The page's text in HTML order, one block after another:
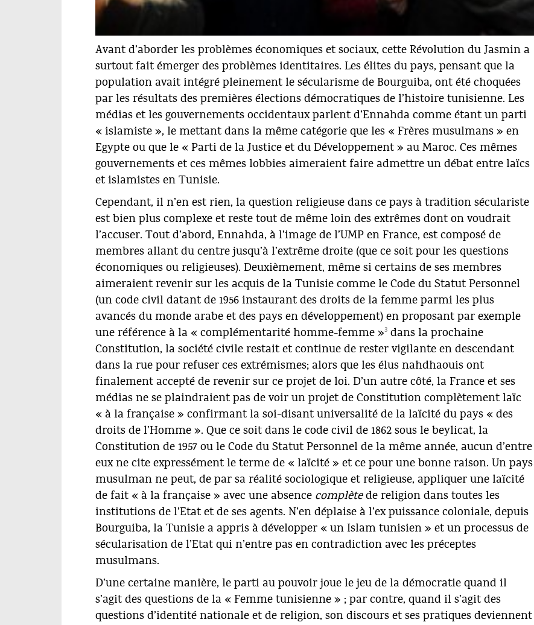
© nawaat.org
Avant d’aborder les problèmes économiques et sociaux, cette Révolution du Jasmin a
surtout fait émerger des problèmes identitaires. Les élites du pays, pensant que la
population avait intégré pleinement le sécularisme de Bourguiba, ont été choquées
par les résultats des premières élections démocratiques de l’histoire tunisienne. Les
médias et les gouvernements occidentaux parlent d’Ennahda comme étant un parti
« islamiste », le mettant dans la même catégorie que les « Frères musulmans » en
Egypte ou que le « Parti de la Justice et du Développement » au Maroc. Ces mêmes
gouvernements et ces mêmes lobbies aimeraient faire admettre un débat entre laïcs
et islamistes en Tunisie.
Cependant, il n’en est rien, la question religieuse dans ce pays à tradition séculariste
est bien plus complexe et reste tout de même loin des extrêmes dont on voudrait
l’accuser. Tout d’abord, Ennahda, à l’image de l’UMP en France, est composé de
membres allant du centre jusqu’à l’extrême droite (que ce soit pour les questions
économiques ou religieuses). Deuxièmement, même si certains de ses membres
aimeraient revenir sur les acquis de la Tunisie comme le Code du Statut Personnel
(un code civil datant de 1956 instaurant des droits de la femme parmi les plus
avancés du monde arabe et des pays en développement) en proposant par exemple
une référence à la « complémentarité homme-femme »3 dans la prochaine
Constitution, la société civile restait et continue de rester vigilante en descendant
dans la rue pour refuser ces extrémismes; alors que les élus nahdhaouis ont
finalement accepté de revenir sur ce projet de loi. D’un autre côté, la France et ses
médias ne se plaindraient pas de voir un projet de Constitution complètement laïc
« à la française » confirmant la soi-disant universalité de la laïcité du pays « des
droits de l’Homme ». Que ce soit dans le code civil de 1862 sous le beylicat, la
Constitution de 1957 ou le Code du Statut Personnel de la même année, aucun d’entre
eux ne cite expressément le terme de « laïcité » et ce pour une bonne raison. Un pays
musulman ne peut, de par sa réalité sociologique et religieuse, appliquer une laïcité
de fait « à la française » avec une absence complètede religion dans toutes les
institutions de l’Etat et de ses agents. N’en déplaise à l’ex puissance coloniale, depuis
Bourguiba, la Tunisie a appris à développer « un Islam tunisien » et un processus de
sécularisation de l’Etat qui n’entre pas en contradiction avec les préceptes
musulmans.
D’une certaine manière, le parti au pouvoir joue le jeu de la démocratie quand il
s’agit des questions de la « Femme tunisienne » ; par contre, quand il s’agit des
questions d’identité nationale et de religion, son discours et ses pratiques deviennent